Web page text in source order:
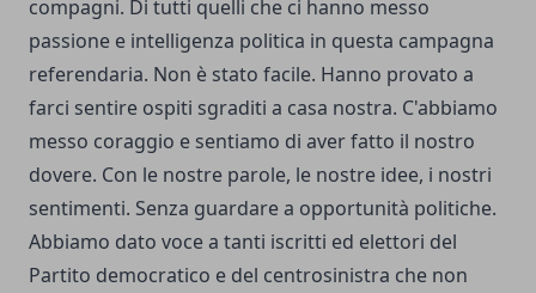
compagni. Di tutti quelli che ci hanno messo
passione e intelligenza politica in questa campagna
referendaria. Non è stato facile. Hanno provato a
farci sentire ospiti sgraditi a casa nostra. C'abbiamo
messo coraggio e sentiamo di aver fatto il nostro
dovere. Con le nostre parole, le nostre idee, i nostri
sentimenti. Senza guardare a opportunità politiche.
Abbiamo dato voce a tanti iscritti ed elettori del
Partito democratico e del centrosinistra che non